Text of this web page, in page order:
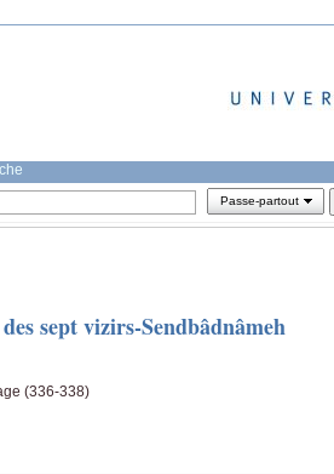
Passe-partout
sept vizirs-Sendbâdnâmeh
(336-338)